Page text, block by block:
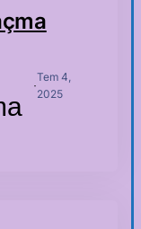
·
Tem 4,
2025